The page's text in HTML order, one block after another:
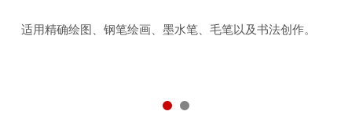
适用精确绘图、钢笔绘画、墨水笔、毛笔以及书法创作。